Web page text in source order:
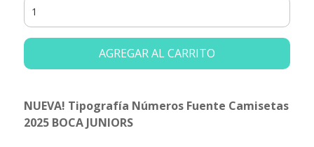
AGREGAR AL CARRITO
NUEVA! Tipografía Números Fuente Camisetas
2025 BOCA JUNIORS